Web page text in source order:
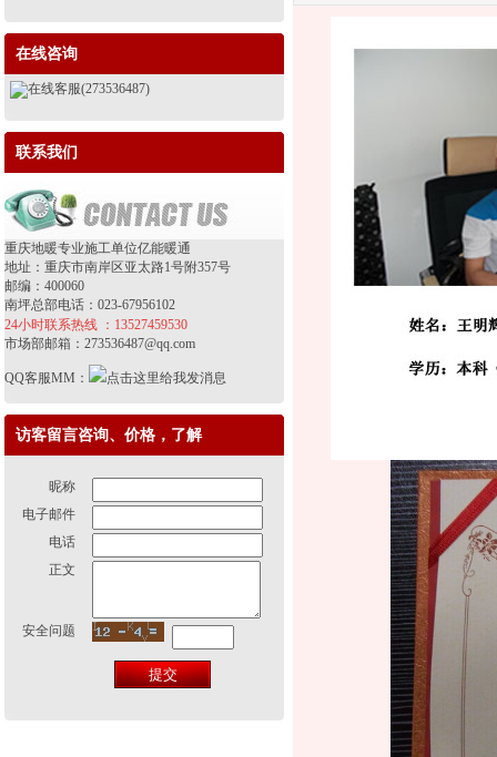
在线咨询
在线客服(273536487)
联系我们
重庆地暖专业施工单位亿能暖通
地址：重庆市南岸区亚太路1号附357号
邮编：400060
南坪总部电话：023-67956102
24小时联系热线 ：13527459530
市场部邮箱：273536487@qq.com
QQ客服MM：
访客留言咨询、价格，了解
昵称
电子邮件
电话
正文
安全问题